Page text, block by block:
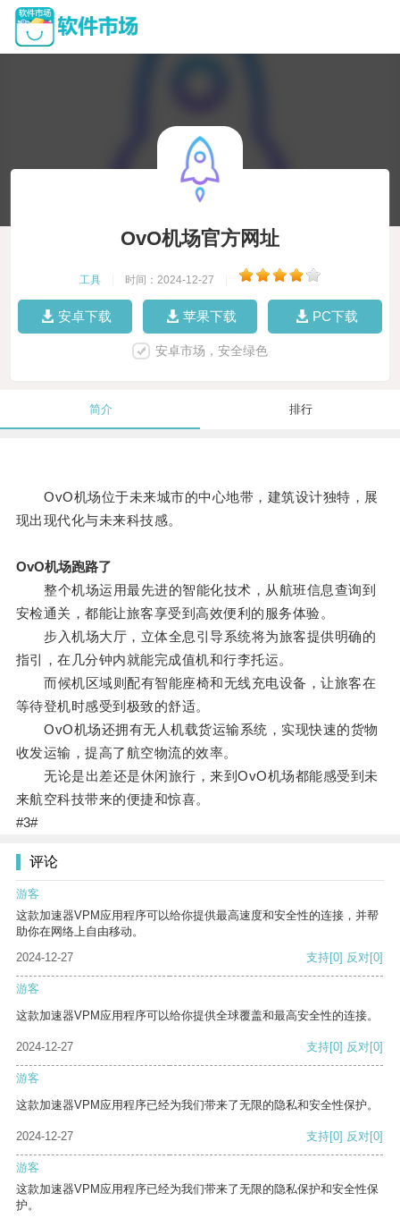
OvO机场官方网址
工具 时间：2024-12-27
安卓下载 苹果下载 PC下载
安卓市场，安全绿色
简介 排行
OvO机场位于未来城市的中心地带，建筑设计独特，展
现出现代化与未来科技感。
OvO机场跑路了
整个机场运用最先进的智能化技术，从航班信息查询到
安检通关，都能让旅客享受到高效便利的服务体验。
步入机场大厅，立体全息引导系统将为旅客提供明确的
指引，在几分钟内就能完成值机和行李托运。
而候机区域则配有智能座椅和无线充电设备，让旅客在
等待登机时感受到极致的舒适。
OvO机场还拥有无人机载货运输系统，实现快速的货物
收发运输，提高了航空物流的效率。
无论是出差还是休闲旅行，来到OvO机场都能感受到未
来航空科技带来的便捷和惊喜。
#3#
评论
游客
这款加速器VPM应用程序可以给你提供最高速度和安全性的连接，并帮
助你在网络上自由移动。
2024-12-27
支持[0] 反对[0]
游客
这款加速器VPM应用程序可以给你提供全球覆盖和最高安全性的连接。
2024-12-27 支持[0] 反对[0]
游客
这款加速器VPM应用程序已经为我们带来了无限的隐私和安全性保护。
2024-12-27 支持[0] 反对[0]
游客
这款加速器VPM应用程序已经为我们带来了无限的隐私保护和安全性保
护。